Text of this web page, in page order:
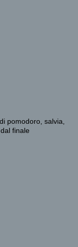
pomodoro, salvia,
finale